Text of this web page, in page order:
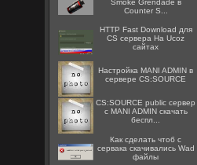
Smoke Grendade в
Counter S...
HTTP Fast Download для
CS сервера На Ucoz
сайтах
Настройка MANI ADMIN в
сервере CS:SOURCE
CS:SOURCE public сервер
с MANI ADMIN скачать
беспл...
Как сделать чтоб с
сервака скачивались Wad
файлы